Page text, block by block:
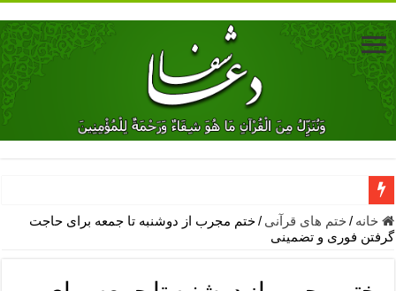
دعای جلب محبت فوری معشوق – دعای جلب محبت شوهر
دعای مشکل گشا برای رفع فقر – ذکرهای روزی‌ بخش
معجزات دعای یا من اظهر الجمیل – دعای یا من اظهر الجمیل برای
خانه / ختم های قرآنی /ختم مجرب از دوشنبه تا جمعه برای حاجت
گرفتن فوری و تضمینی